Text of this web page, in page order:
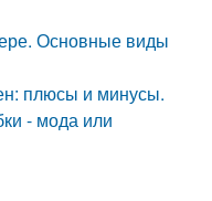
Основные виды
плюсы и минусы.
- мода или